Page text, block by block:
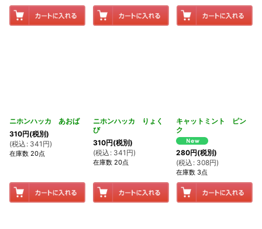
ニホンハッカ あおば
310円(税別)
(税込 : 341 円)
在庫数 20点
ニホンハッカ りょく
び
310円(税別)
(税込 : 341 円)
在庫数 20点
キャットミント ピン
ク
280円(税別)
(税込 : 308円)
在庫数 3点